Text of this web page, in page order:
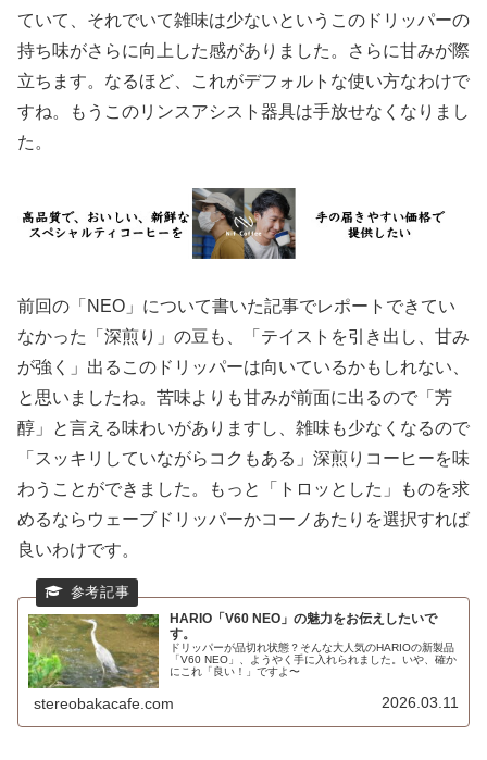
ていて、それでいて雑味は少ないというこのドリッパーの
持ち味がさらに向上した感がありました。さらに甘みが際
立ちます。なるほど、これがデフォルトな使い方なわけで
すね。もうこのリンスアシスト器具は手放せなくなりまし
た。
前回の「NEO」について書いた記事でレポートできてい
なかった「深煎り」の豆も、「テイストを引き出し、甘み
が強く」出るこのドリッパーは向いているかもしれない、
と思いましたね。苦味よりも甘みが前面に出るので「芳
醇」と言える味わいがありますし、雑味も少なくなるので
「スッキリしていながらコクもある」深煎りコーヒーを味
わうことができました。もっと「トロッとした」ものを求
めるならウェーブドリッパーかコーノあたりを選択すれば
良いわけです。
HARIO「V60 NEO」の魅力をお伝えしたいで
す。
ドリッパーが品切れ状態？そんな大人気のHARIOの新製品
「V60 NEO」、ようやく手に入れられました。いや、確か
にこれ「良い！」ですよ〜
stereobakacafe.com 2026.03.11